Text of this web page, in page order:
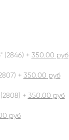
(2846) + 350.00 руб
+ 350.00 руб
+ 350.00 руб
руб